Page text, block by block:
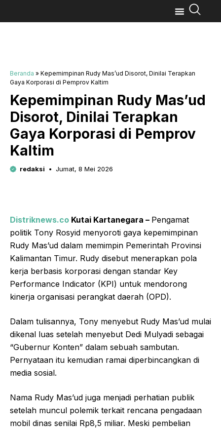
Beranda » Kepemimpinan Rudy Mas’ud Disorot, Dinilai Terapkan
Gaya Korporasi di Pemprov Kaltim
Kepemimpinan Rudy Mas’ud
Disorot, Dinilai Terapkan
Gaya Korporasi di Pemprov
Kaltim
redaksi Jumat, 8 Mei 2026
Distriknews.co Kutai Kartanegara – Pengamat
politik Tony Rosyid menyoroti gaya kepemimpinan
Rudy Mas’ud dalam memimpin Pemerintah Provinsi
Kalimantan Timur. Rudy disebut menerapkan pola
kerja berbasis korporasi dengan standar Key
Performance Indicator (KPI) untuk mendorong
kinerja organisasi perangkat daerah (OPD).
Dalam tulisannya, Tony menyebut Rudy Mas’ud mulai
dikenal luas setelah menyebut Dedi Mulyadi sebagai
“Gubernur Konten” dalam sebuah sambutan.
Pernyataan itu kemudian ramai diperbincangkan di
media sosial.
Nama Rudy Mas’ud juga menjadi perhatian publik
setelah muncul polemik terkait rencana pengadaan
mobil dinas senilai Rp8,5 miliar. Meski pembelian